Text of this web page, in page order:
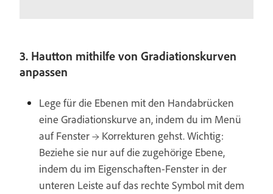
3. Hautton mithilfe von Gradiationskurven
anpassen
Lege für die Ebenen mit den Handabrücken
eine Gradiationskurve an, indem du im Menü
auf Fenster → Korrekturen gehst. Wichtig:
Beziehe sie nur auf die zugehörige Ebene,
indem du im Eigenschaften-Fenster in der
unteren Leiste auf das rechte Symbol mit dem